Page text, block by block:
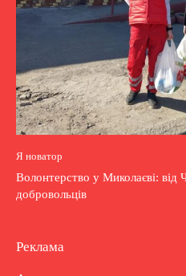
Я новатор
Волонтерство у Миколаєві: від
добровольців
Реклама